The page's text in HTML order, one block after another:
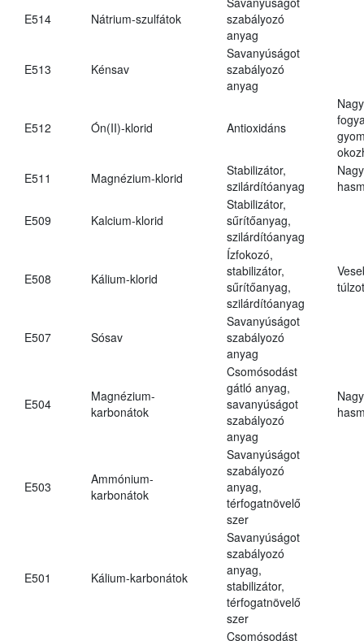
E514 Nátrium-szulfátok
szabályozó
anyag
E513 Kénsav
Savanyúságot
szabályozó
anyag
E512 Ón(II)-klorid Antioxidáns
E511
Magnézium-klorid
Stabilizátor,
szilárdítóanyag
E509 Kalcium-klorid
Stabilizátor,
sűrítőanyag,
szilárdítóanyag
E508 Kálium-klorid
Ízfokozó,
stabilizátor,
sűrítőanyag,
szilárdítóanyag
E507 Sósav
Savanyúságot
szabályozó
anyag
E504
Magnézium-
karbonátok
Csomósodást
gátló anyag,
savanyúságot
szabályozó
anyag
E503
Ammónium-
karbonátok
Savanyúságot
szabályozó
anyag,
térfogatnövelő
szer
E501 Kálium-karbonátok
Savanyúságot
szabályozó
anyag,
stabilizátor,
térfogatnövelő
szer
Csomósodást